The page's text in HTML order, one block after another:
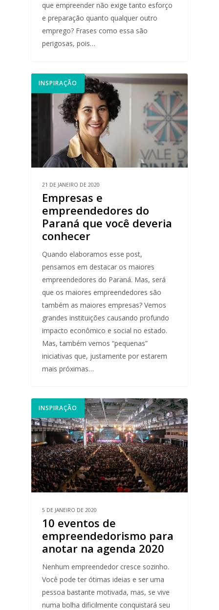
que empreender não exige tanto esforço
e preparação quanto qualquer outro
emprego? Frases como essa são
perigosas, pois…
INSPIRAÇÃO
21 DE JANEIRO DE 2020
Empresas e
empreendedores do
Paraná que você deveria
conhecer
Quando elaboramos esse post,
pensamos em destacar os maiores
empreendedores do Paraná. Mas, será
que os maiores empreendedores são
também as maiores empresas? Vemos
grandes instituições causando profundo
impacto econômico e social no estado.
Mas, também vemos “pequenas”
iniciativas que, justamente por estarem
mais próximas…
INSPIRAÇÃO
5 DE JANEIRO DE 2020
10 eventos de
empreendedorismo para
anotar na agenda 2020
Nenhum empreendedor cresce sozinho.
Você pode ter ótimas ideias e ser uma
pessoa bastante motivada, mas, se vive
numa bolha dificilmente conquistará seu